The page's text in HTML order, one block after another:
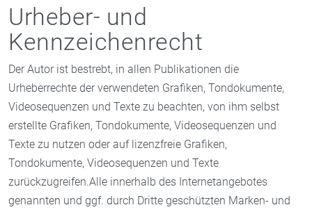
Urheber- und
Kennzeichenrecht
Der Autor ist bestrebt, in allen Publikationen die
Urheberrechte der verwendeten Grafiken, Tondokumente,
Videosequenzen und Texte zu beachten, von ihm selbst
erstellte Grafiken, Tondokumente, Videosequenzen und
Texte zu nutzen oder auf lizenzfreie Grafiken,
Tondokumente, Videosequenzen und Texte
zurückzugreifen.Alle innerhalb des Internetangebotes
genannten und ggf. durch Dritte geschützten Marken- und